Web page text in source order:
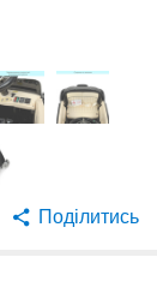
Поділитись